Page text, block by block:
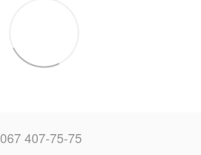
067 407-75-75